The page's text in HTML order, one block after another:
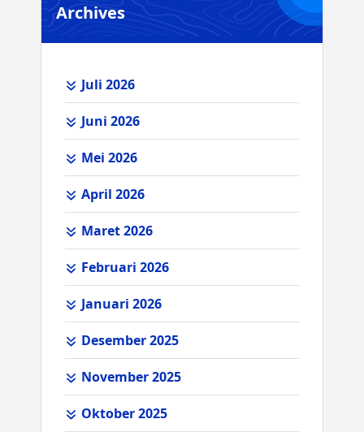
Archives
Juli 2026
Juni 2026
Mei 2026
April 2026
Maret 2026
Februari 2026
Januari 2026
Desember 2025
November 2025
Oktober 2025